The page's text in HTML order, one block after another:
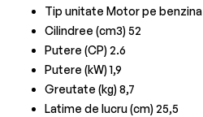
Tip unitate Motor pe
Cilindree (cm3) 52
Putere (CP) 2.6
Putere (kW) 1,9
Greutate (kg) 8,7
Latime de lucru (cm) 25,5